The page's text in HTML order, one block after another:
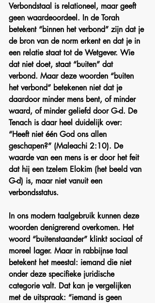
Verbondstaal is relationeel, maar geeft
geen waardeoordeel. In de Torah
betekent “binnen het verbond” zijn dat je
de bron van de norm erkent en dat je in
een relatie staat tot de Wetgever. Wie
dat niet doet, staat “buiten” dat
verbond. Maar deze woorden “buiten
het verbond” betekenen niet dat je
daardoor minder mens bent, of minder
waard, of minder geliefd door G-d. De
Tenach is daar heel duidelijk over:
“Heeft niet één God ons allen
geschapen?” (Maleachi 2:10). De
waarde van een mens is er door het feit
dat hij een tzelem Elokim (het beeld van
G-d) is, maar niet vanuit een
verbondsstatus.
In ons modern taalgebruik kunnen deze
woorden denigrerend overkomen. Het
woord “buitenstaander” klinkt sociaal of
moreel lager. Maar in rabbijnse taal
betekent het meestal: iemand die niet
onder deze specifieke juridische
categorie valt. Dat kan je vergelijken
met de uitspraak: “iemand is geen